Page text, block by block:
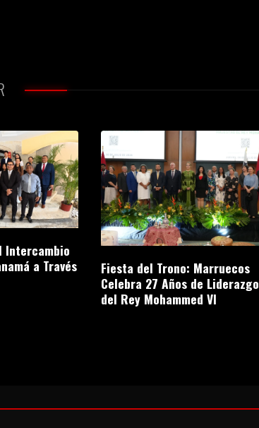
Intercambio
a Través
Fiesta del Trono: Marruecos
Celebra 27 Años de Liderazgo
del Rey Mohammed VI